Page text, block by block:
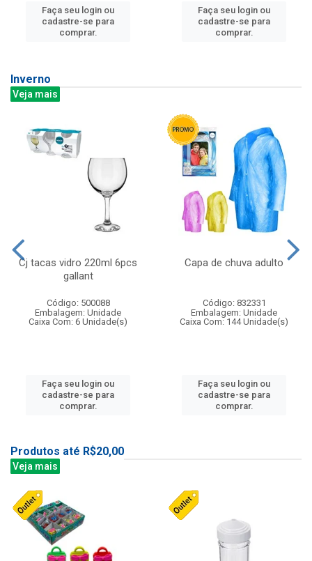
Faça seu login ou
cadastre-se para
comprar.
Faça seu login ou
cadastre-se para
comprar.
Inverno
Veja mais
Cj tacas vidro 220ml 6pcs
gallant
Código: 500088
Embalagem: Unidade
Caixa Com: 6 Unidade(s)
Faça seu login ou
cadastre-se para
comprar.
Capa de chuva adulto
Código: 832331
Embalagem: Unidade
Caixa Com: 144 Unidade(s)
Faça seu login ou
cadastre-se para
comprar.
Produtos até R$20,00
Veja mais